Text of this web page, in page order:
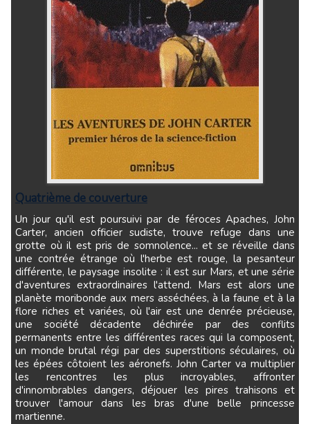
Quatrième de couverture
Un jour qu'il est poursuivi par de féroces Apaches, John
Carter, ancien officier sudiste, trouve refuge dans une
grotte où il est pris de somnolence... et se réveille dans
une contrée étrange où l'herbe est rouge, la pesanteur
différente, le paysage insolite : il est sur Mars, et une série
d'aventures extraordinaires l'attend. Mars est alors une
planète moribonde aux mers asséchées, à la faune et à la
flore riches et variées, où l'air est une denrée précieuse,
une société décadente déchirée par des conflits
permanents entre les différentes races qui la composent,
un monde brutal régi par des superstitions séculaires, où
les épées côtoient les aéronefs. John Carter va multiplier
les rencontres les plus incroyables, affronter
d'innombrables dangers, déjouer les pires trahisons et
trouver l'amour dans les bras d'une belle princesse
martienne.